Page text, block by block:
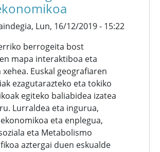
Lun, 16/12/2019 - 15:22
berrogeita bost
mapa interaktiboa eta
Euskal geografiaren
ezagutarazteko eta tokiko
egiteko baliabidea izatea
Lurraldea eta ingurua,
eta enplegua,
eta Metabolismo
aztergai duen eskualde